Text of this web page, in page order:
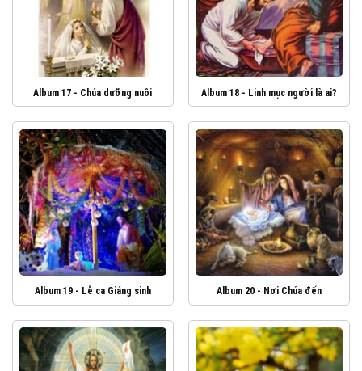
Album 17 - Chúa dưỡng nuôi Album 18 - Linh mục người là ai?
Album 19 - Lễ ca Giáng sinh Album 20 - Nơi Chúa đến